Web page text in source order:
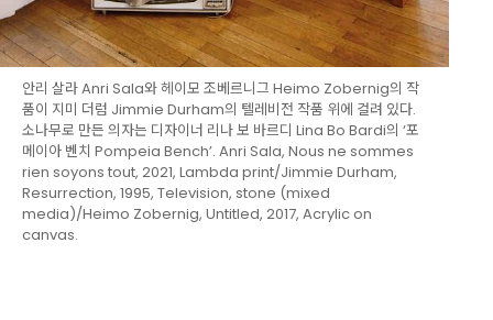
안리 살라 Anri Sala와 헤이모 조베르니그 Heimo Zobernig의 작
품이 지미 더럼 Jimmie Durham의 텔레비전 작품 위에 걸려 있다.
소나무로 만든 의자는 디자이너 리나 보 바르디 Lina Bo Bardi의 ‘포
메이아 벤치 Pompeia Bench’. Anri Sala, Nous ne sommes
rien soyons tout, 2021, Lambda print/Jimmie Durham,
Resurrection, 1995, Television, stone (mixed
media)/Heimo Zobernig, Untitled, 2017, Acrylic on
canvas.